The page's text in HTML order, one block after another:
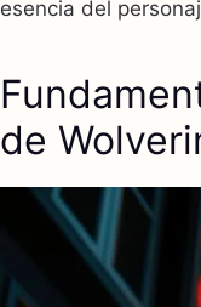
esencia del
de